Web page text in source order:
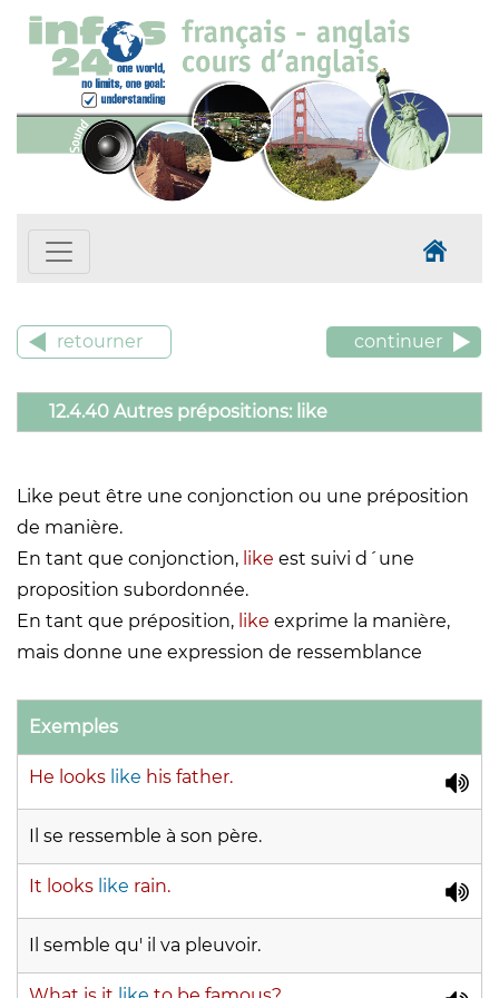
retourner continuer
12.4.40 Autres prépositions: like
Like peut être une conjonction ou une préposition
de manière.
En tant que conjonction, like est suivi d´une
proposition subordonnée.
En tant que préposition, like exprime la manière,
mais donne une expression de ressemblance
Exemples
He looks like his father.
Il se ressemble à son père.
It looks like rain.
Il semble qu' il va pleuvoir.